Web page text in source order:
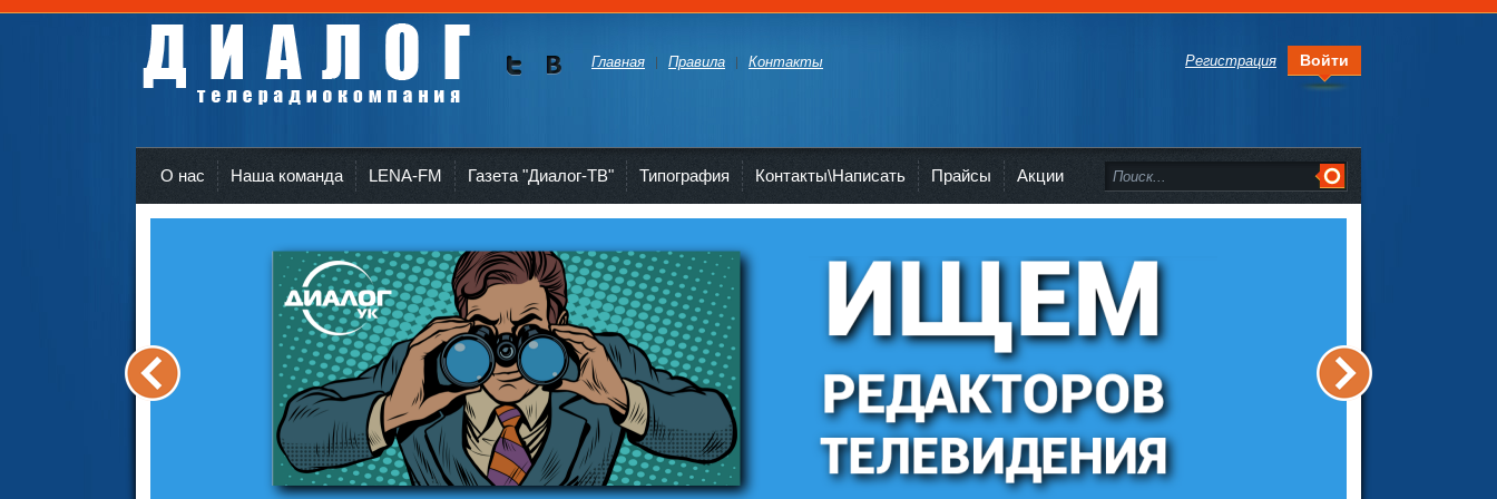
Регистрация Войти
Главная Правила Контакты
О нас Наша команда LENA-FM Газета "Диалог-ТВ" Типография Контакты\Написать Прайсы Акции